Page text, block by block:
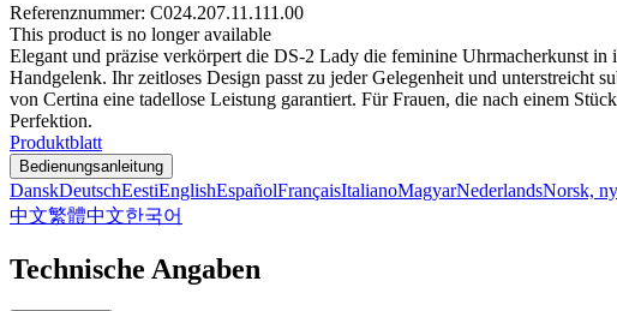
Referenznummer: C024.207.11.111.00
This product is no longer available
Elegant und präzise verkörpert die DS-2 Lady die feminine Uhrmacherkunst
Handgelenk. Ihr zeitloses Design passt zu jeder Gelegenheit und unterstreicht
von Certina eine tadellose Leistung garantiert. Für Frauen, die nach einem
Perfektion.
Produktblatt
Bedienungsanleitung
DanskDeutschEestiEnglishEspañolFrançaisItalianoMagyarNederlandsNorsk,
中文繁體中文한국어
Technische Angaben